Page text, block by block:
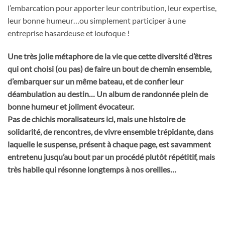
l’embarcation pour apporter leur contribution, leur expertise,
leur bonne humeur…ou simplement participer à une
entreprise hasardeuse et loufoque !
Une très jolie métaphore de la vie que cette diversité d’êtres
qui ont choisi (ou pas) de faire un bout de chemin ensemble,
d’embarquer sur un même bateau, et de confier leur
déambulation au destin… Un album de randonnée plein de
bonne humeur et joliment évocateur.
Pas de chichis moralisateurs ici, mais une histoire de
solidarité, de rencontres, de vivre ensemble trépidante, dans
laquelle le suspense, présent à chaque page, est savamment
entretenu jusqu’au bout par un procédé plutôt répétitif, mais
très habile qui résonne longtemps à nos oreilles…